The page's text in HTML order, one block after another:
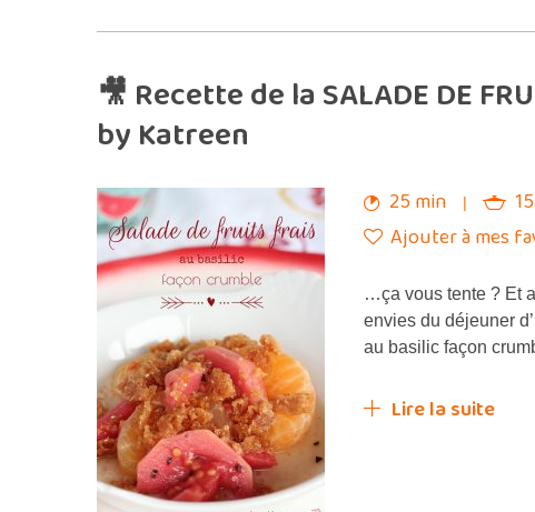
🎥 Recette de la SALADE DE
by Katreen
25 min
Ajouter à mes
…ça vous tente ? Et
envies du déjeuner
au basilic façon
Lire la suite